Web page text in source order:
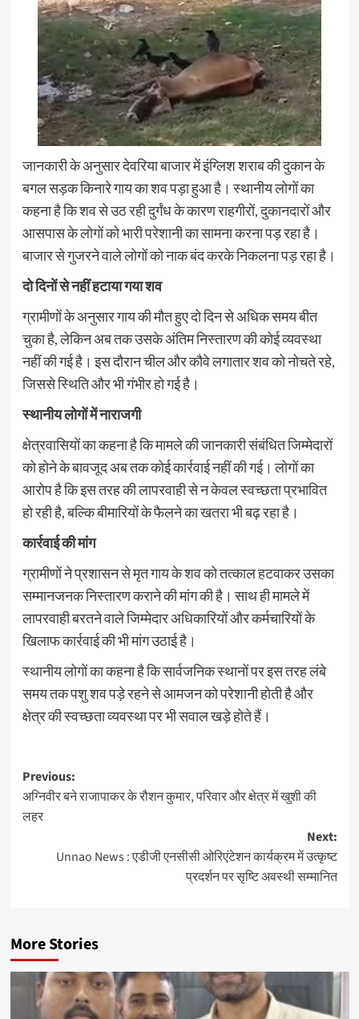
जानकारी के अनुसार देवरिया बाजार में इंग्लिश शराब की दुकान के
बगल सड़क किनारे गाय का शव पड़ा हुआ है। स्थानीय लोगों का
कहना है कि शव से उठ रही दुर्गंध के कारण राहगीरों, दुकानदारों और
आसपास के लोगों को भारी परेशानी का सामना करना पड़ रहा है।
बाजार से गुजरने वाले लोगों को नाक बंद करके निकलना पड़ रहा है।
दो दिनों से नहीं हटाया गया शव
ग्रामीणों के अनुसार गाय की मौत हुए दो दिन से अधिक समय बीत
चुका है, लेकिन अब तक उसके अंतिम निस्तारण की कोई व्यवस्था
नहीं की गई है। इस दौरान चील और कौवे लगातार शव को नोचते रहे,
जिससे स्थिति और भी गंभीर हो गई है।
स्थानीय लोगों में नाराजगी
क्षेत्रवासियों का कहना है कि मामले की जानकारी संबंधित जिम्मेदारों
को होने के बावजूद अब तक कोई कार्रवाई नहीं की गई। लोगों का
आरोप है कि इस तरह की लापरवाही से न केवल स्वच्छता प्रभावित
हो रही है, बल्कि बीमारियों के फैलने का खतरा भी बढ़ रहा है।
कार्रवाई की मांग
ग्रामीणों ने प्रशासन से मृत गाय के शव को तत्काल हटवाकर उसका
सम्मानजनक निस्तारण कराने की मांग की है। साथ ही मामले में
लापरवाही बरतने वाले जिम्मेदार अधिकारियों और कर्मचारियों के
खिलाफ कार्रवाई की भी मांग उठाई है।
स्थानीय लोगों का कहना है कि सार्वजनिक स्थानों पर इस तरह लंबे
समय तक पशु शव पड़े रहने से आमजन को परेशानी होती है और
क्षेत्र की स्वच्छता व्यवस्था पर भी सवाल खड़े होते हैं।
Post
navigation
Previous:
अग्निवीर बने राजापाकर के रौशन कुमार, परिवार और क्षेत्र में खुशी की
लहर
Next:
Unnao News : एडीजी एनसीसी ओरिएंटेशन कार्यक्रम में उत्कृष्ट
प्रदर्शन पर सृष्टि अवस्थी सम्मानित
More Stories